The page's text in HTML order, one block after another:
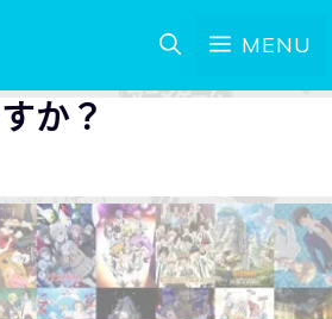
MENU
か？